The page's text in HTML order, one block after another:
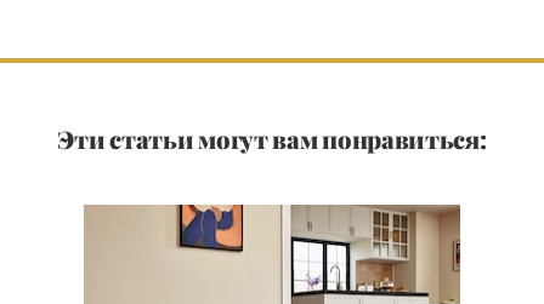
Эти статьи могут вам понравиться: